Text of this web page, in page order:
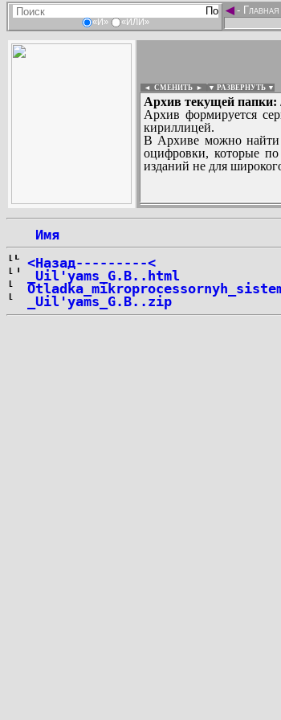
«И» «ИЛИ»
◄- Главная
◄ СМЕНИТЬ ► ▼ РАЗВЕРНУТЬ ▼
Архив текущей папки:
Архив формируется
кириллицей.
В Архиве можно найти
оцифровки, которые
изданий не для
...
Имя
<Назад---------<
_Uil'yams_G.B..html
_Uil'yams_G.B..zip